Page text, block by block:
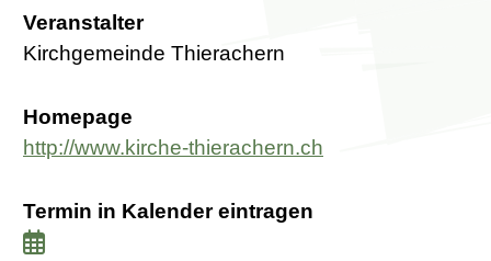
Veranstalter
Kirchgemeinde Thierachern
Homepage
http://www.kirche-thierachern.ch
Termin in Kalender eintragen